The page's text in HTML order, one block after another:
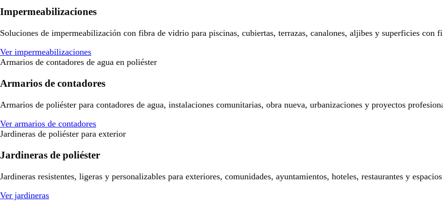
Impermeabilizaciones
Soluciones de impermeabilización con fibra de vidrio para piscinas, cubiertas, terrazas, canalones, aljibes y superficies con
Ver impermeabilizaciones
Armarios de contadores de agua en poliéster
Armarios de contadores
Armarios de poliéster para contadores de agua, instalaciones comunitarias, obra nueva, urbanizaciones y proyectos
Ver armarios de contadores
Jardineras de poliéster para exterior
Jardineras de poliéster
Jardineras resistentes, ligeras y personalizables para exteriores, comunidades, ayuntamientos, hoteles, restaurantes y
Ver jardineras